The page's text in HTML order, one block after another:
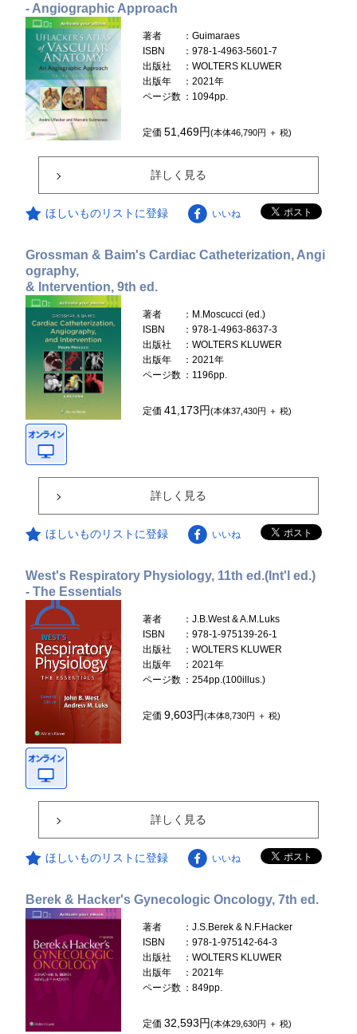
- Angiographic Approach
著者
：Guimaraes
ISBN
：978-1-4963-5601-7
出版社
：WOLTERS KLUWER
出版年
：2021年
ページ数 ：1094pp.
定価51,469円(本体46,790円 ＋ 税)
詳しく見る
ほしいものリストに登録 いいね
Grossman & Baim's Cardiac Catheterization, Angi
ography,
& Intervention, 9th ed.
著者
：M.Moscucci (ed.)
ISBN
：978-1-4963-8637-3
出版社
：WOLTERS KLUWER
出版年
：2021年
ページ数 ：1196pp.
定価41,173円(本体37,430円 ＋ 税)
詳しく見る
ほしいものリストに登録 いいね
West's Respiratory Physiology, 11th ed.(Int'l ed.)
- The Essentials
著者
：J.B.West & A.M.Luks
ISBN
：978-1-975139-26-1
出版社
：WOLTERS KLUWER
出版年
：2021年
ページ数 ：254pp.(100illus.)
定価9,603円(本体8,730円 ＋ 税)
詳しく見る
ほしいものリストに登録 いいね
Berek & Hacker's Gynecologic Oncology, 7th ed.
著者
：J.S.Berek & N.F.Hacker
ISBN
：978-1-975142-64-3
出版社
：WOLTERS KLUWER
出版年
：2021年
ページ数 ：849pp.
定価32,593円(本体29,630円 ＋ 税)